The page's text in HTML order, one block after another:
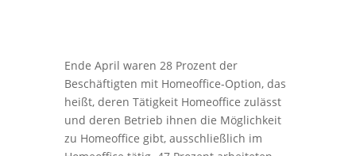
Ende April waren 28 Prozent der
Beschäftigten mit Homeoffice-Option, das
heißt, deren Tätigkeit Homeoffice zulässt
und deren Betrieb ihnen die Möglichkeit
zu Homeoffice gibt, ausschließlich im